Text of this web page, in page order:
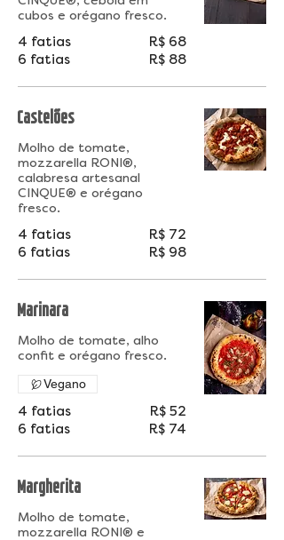
cubos e orégano fresco.
4 fatias
R$ 68
6 fatias
R$ 88
Castelões
Molho de tomate,
mozzarella RONI®,
calabresa artesanal
CINQUE® e orégano
fresco.
4 fatias
R$ 72
6 fatias
R$ 98
Marinara
Molho de tomate, alho
4 fatias
R$ 52
6 fatias
R$ 74
Vegano
Margherita
Molho de tomate,
mozzarella RONI® e